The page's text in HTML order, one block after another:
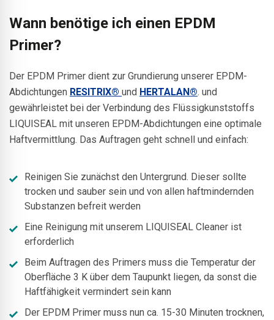
Wann benötige ich einen EPDM
Primer?
Der EPDM Primer dient zur Grundierung unserer EPDM-
Abdichtungen RESITRIX® und HERTALAN®. und
gewährleistet bei der Verbindung des Flüssigkunststoffs
LIQUISEAL mit unseren EPDM-Abdichtungen eine optimale
Haftvermittlung. Das Auftragen geht schnell und einfach:
Reinigen Sie zunächst den Untergrund. Dieser sollte
trocken und sauber sein und von allen haftmindernden
Substanzen befreit werden
Eine Reinigung mit unserem LIQUISEAL Cleaner ist
erforderlich
Beim Auftragen des Primers muss die Temperatur der
Oberfläche 3 K über dem Taupunkt liegen, da sonst die
Haftfähigkeit vermindert sein kann
Der EPDM Primer muss nun ca. 15-30 Minuten trocknen,